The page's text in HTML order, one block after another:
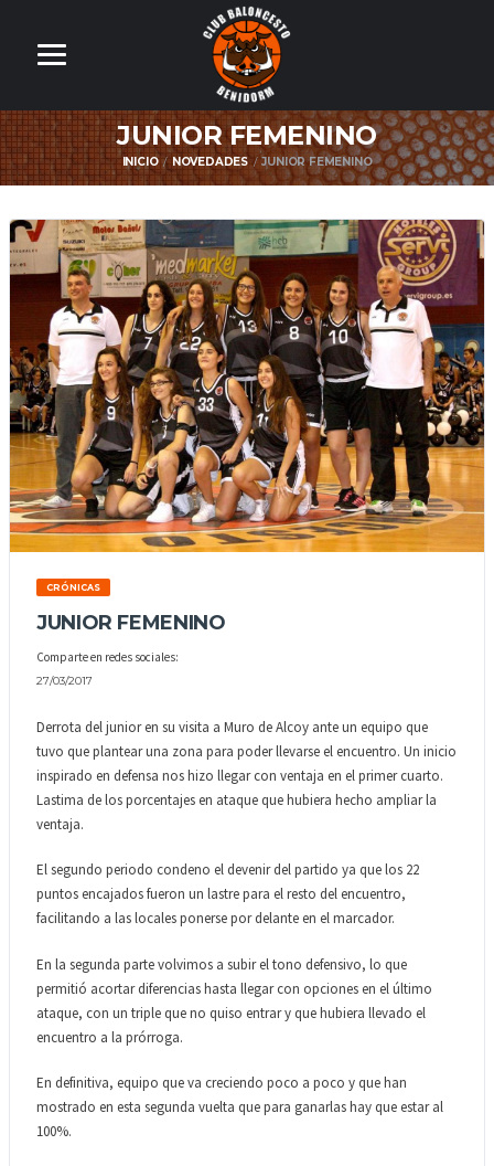
JUNIOR FEMENINO
INICIO NOVEDADES JUNIOR FEMENINO
CRÓNICAS
JUNIOR FEMENINO
Comparte en redes sociales:
27/03/2017
Derrota del junior en su visita a Muro de Alcoy ante un equipo que
tuvo que plantear una zona para poder llevarse el encuentro. Un inicio
inspirado en defensa nos hizo llegar con ventaja en el primer cuarto.
Lastima de los porcentajes en ataque que hubiera hecho ampliar la
ventaja.
El segundo periodo condeno el devenir del partido ya que los 22
puntos encajados fueron un lastre para el resto del encuentro,
facilitando a las locales ponerse por delante en el marcador.
En la segunda parte volvimos a subir el tono defensivo, lo que
permitió acortar diferencias hasta llegar con opciones en el último
ataque, con un triple que no quiso entrar y que hubiera llevado el
encuentro a la prórroga.
En definitiva, equipo que va creciendo poco a poco y que han
mostrado en esta segunda vuelta que para ganarlas hay que estar al
100%.